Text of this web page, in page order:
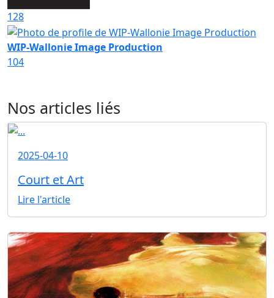
128
WIP-Wallonie Image Production
104
Nos articles liés
2025-04-10
Court et Art
Lire l'article